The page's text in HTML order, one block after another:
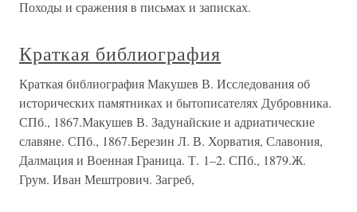
Походы и сражения в письмах и записках.
Краткая библиография
Краткая библиография Макушев В. Исследования об
исторических памятниках и бытописателях Дубровника.
СПб., 1867.Макушев В. Задунайские и адриатические
славяне. СПб., 1867.Березин Л. В. Хорватия, Славония,
Далмация и Военная Граница. Т. 1–2. СПб., 1879.Ж.
Грум. Иван Мештрович. Загреб,